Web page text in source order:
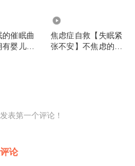
催眠曲
婴儿睡
焦虑症自救【失眠紧
张不安】不焦虑的活
表第一个评论！
论